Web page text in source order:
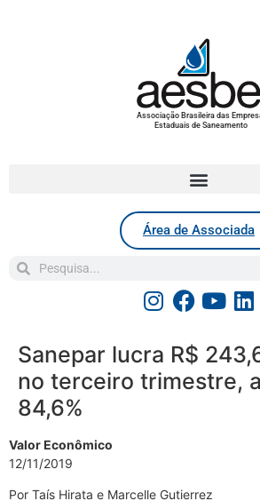
Associação Brasileira das
Estaduais de Saneamento
Área de Associada
Sanepar lucra R$
no terceiro trimestre,
84,6%
Valor Econômico
12/11/2019
Por Taís Hirata e Marcelle Gutierrez